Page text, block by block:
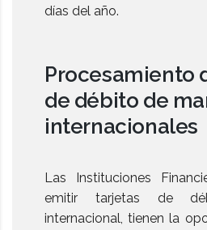
días del año.
Procesamiento
de débito de
internacionales
Las Instituciones
emitir tarjetas de
internacional, tienen la